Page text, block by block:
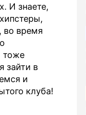
И знаете,
во время
тоже
зайти в
и
клуба!